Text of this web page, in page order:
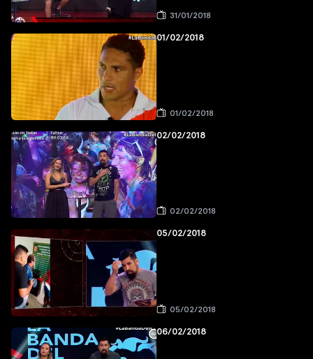
31/01/2018
01/02/2018
01/02/2018
02/02/2018
02/02/2018
05/02/2018
05/02/2018
06/02/2018